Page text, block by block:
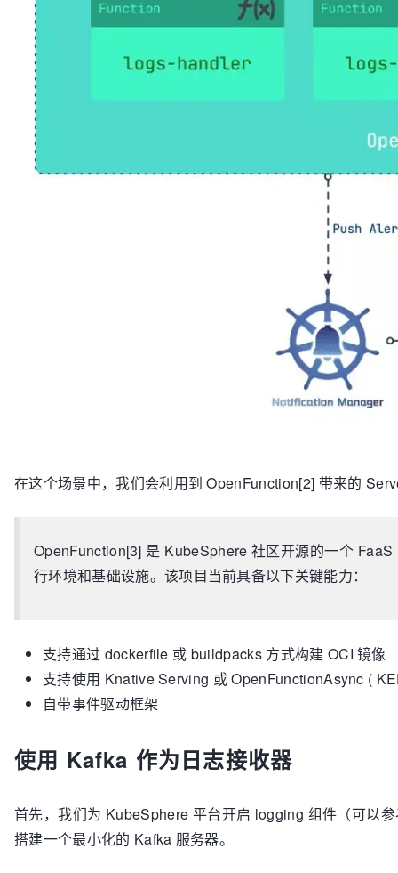
在这个场景中，我们会利用到 OpenFunction[2] 带来的
OpenFunction[3] 是 KubeSphere 社区开源的一个
行环境和基础设施。该项目当前具备以下关键能力：
支持通过 dockerfile 或 buildpacks 方式构建 OCI 镜像
支持使用 Knative Serving 或 OpenFunctionAsync (
自带事件驱动框架
使用 Kafka 作为日志接收器
首先，我们为 KubeSphere 平台开启 logging 组件（可以
搭建一个最小化的 Kafka 服务器。